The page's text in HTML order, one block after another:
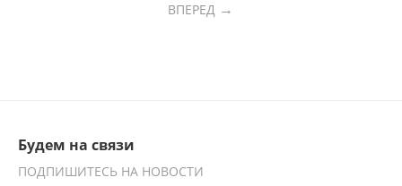
ВПЕРЕД
Будем на связи
ПОДПИШИТЕСЬ НА НОВОСТИ